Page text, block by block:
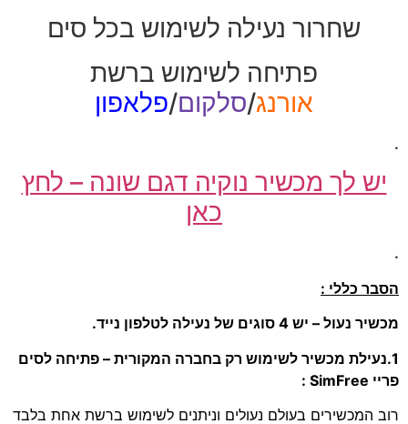
שחרור נעילה לשימוש בכל סים
פתיחה לשימוש ברשת
אורנג/סלקום/פלאפון
.
יש לך מכשיר נוקיה דגם שונה – לחץ
כאן
.
הסבר כללי :
מכשיר נעול – יש 4 סוגים של נעילה לטלפון נייד.
1.נעילת מכשיר לשימוש רק בחברה המקורית – פתיחה לסים
פריי SimFree :
רוב המכשירים בעולם נעולים וניתנים לשימוש ברשת אחת בלבד